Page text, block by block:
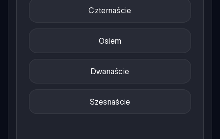
Czternaście
Osiem
Dwanaście
Szesnaście